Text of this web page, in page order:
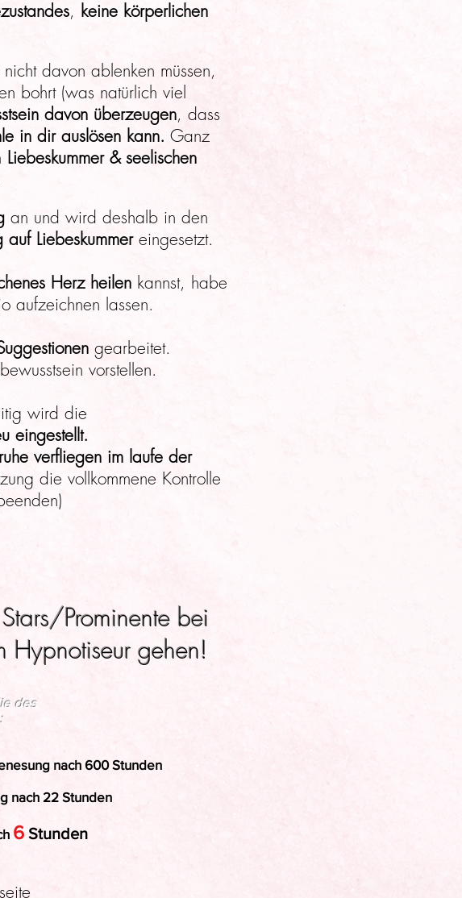
, keine körperlichen
davon ablenken müssen,
bohrt (was natürlich viel
davon überzeugen, dass
in dir auslösen kann. Ganz
Liebeskummer & seelischen
an und wird deshalb in den
Liebeskummereingesetzt.
Herz heilen kannst, habe
aufzeichnen lassen.
gearbeitet.
vorstellen.
wird die
eingestellt.
verfliegen im laufe der
die vollkommene Kontrolle
Prominente bei
Hypnotiseur gehen!
des
nach 600 Stunden
nach 22 Stunden
6 Stunden